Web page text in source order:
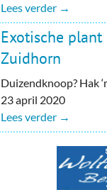
Podia &
Lees verder →
Exotische
Zuidhorn
Duizendknoop? Hak
23 april 2020
Lees verder →